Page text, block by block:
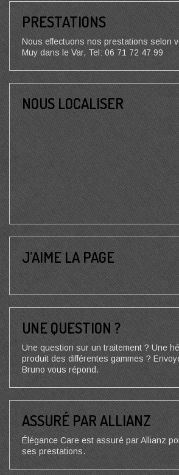
PRESTATIONS
Nous effectuons nos prestations selon
Muy dans le Var, Tel: 06 71 72 47 99
NOUS LOCALISER
J’AIME LA PAGE
UNE QUESTION ?
Une question sur un traitement ? Une
produit des différentes gammes ?
Bruno vous répond.
ASSURÉ PAR ALLIANZ
Élégance Care est assuré par Allianz
ses prestations.